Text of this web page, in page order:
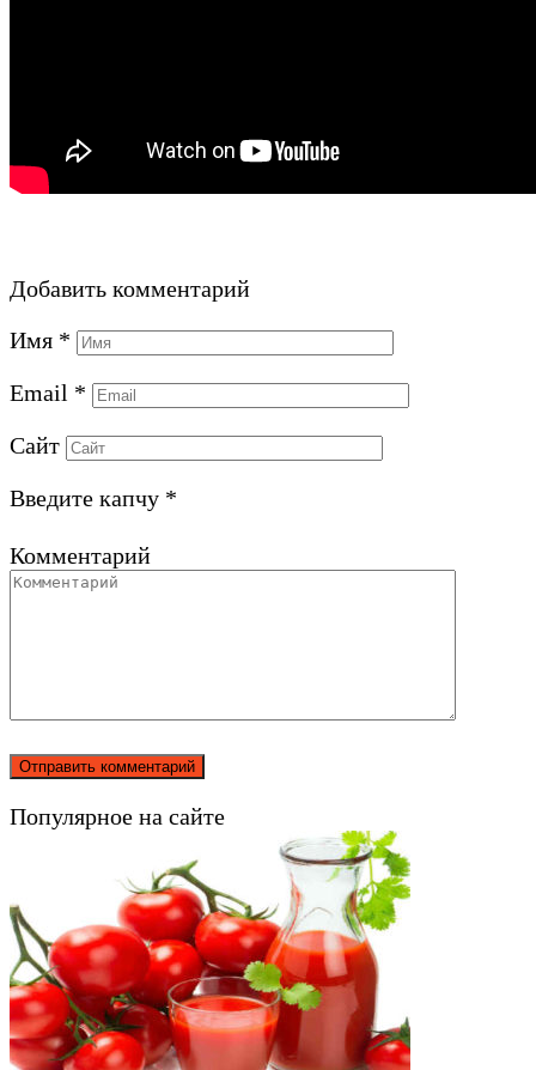
Добавить комментарий
Имя *
Email *
Сайт
Введите капчу *
Комментарий
Популярное на сайте